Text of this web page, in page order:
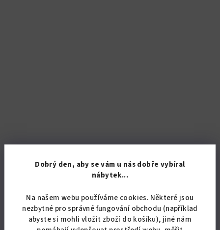
Dobrý den, aby se vám u nás dobře vybíral
nábytek...
Na našem webu používáme cookies. Některé jsou
nezbytné pro správné fungování obchodu (například
abyste si mohli vložit zboží do košíku), jiné nám
Závěsná lékárnička L8
1 859,50 Kč bez DPH
2 250 Kč